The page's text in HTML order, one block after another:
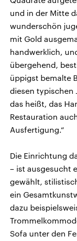
und in der Mitte
wunderschön
mit Gold
handwerklich,
übergehend,
üppigst bemalte
diesen typischen
das heißt, das
Restauration
Ausfertigung.“
Die Einrichtung
– ist ausgesucht
gewählt,
ein
dazu
Sofa unter den